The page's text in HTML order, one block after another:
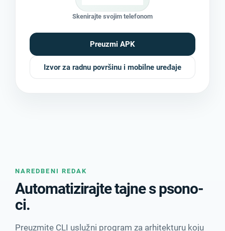
Skenirajte svojim telefonom
Preuzmi APK
Izvor za radnu površinu i mobilne uređaje
NAREDBENI REDAK
Automatizirajte tajne s psono-
ci.
Preuzmite CLI uslužni program za arhitekturu koju